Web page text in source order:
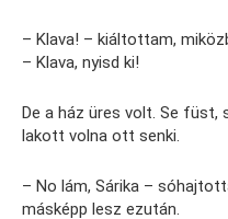
– Klava! – kiáltottam,
– Klava, nyisd ki!
De a ház üres volt. Se füst,
lakott volna ott senki.
– No lám, Sárika –
másképp lesz ezután.